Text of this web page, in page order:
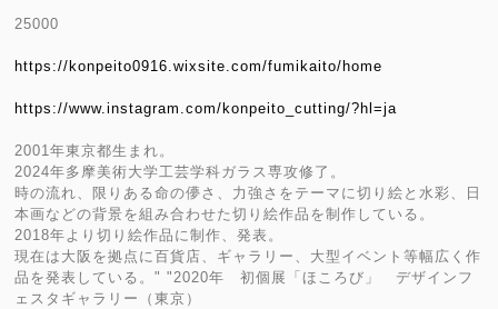
25000
https://konpeito0916.wixsite.com/fumikaito/home
https://www.instagram.com/konpeito_cutting/?hl=ja
2001年東京都生まれ。
2024年多摩美術大学工芸学科ガラス専攻修了。
時の流れ、限りある命の儚さ、力強さをテーマに切り絵と水彩、日
本画などの背景を組み合わせた切り絵作品を制作している。
2018年より切り絵作品に制作、発表。
現在は大阪を拠点に百貨店、ギャラリー、大型イベント等幅広く作
品を発表している。" "2020年 初個展「ほころび」 デザインフ
ェスタギャラリー（東京）